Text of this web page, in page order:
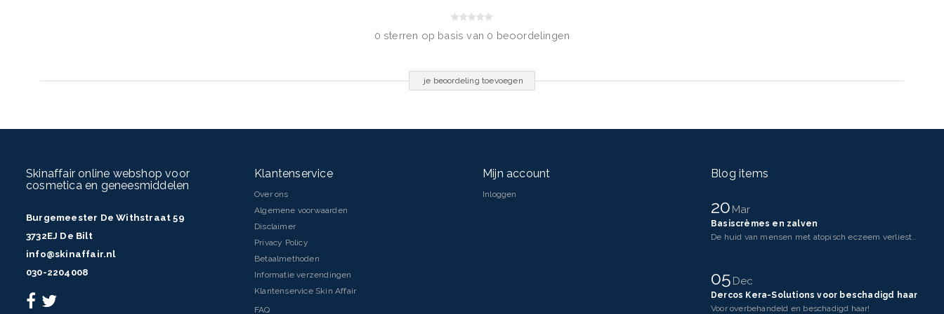
0 sterren op basis van 0 beoordelingen
je beoordeling toevoegen
Skinaffair online webshop voor
cosmetica en geneesmiddelen
Burgemeester De Withstraat 59
3732EJ De Bilt
info@skinaffair.nl
030-2204008
Klantenservice
Over ons
Algemene voorwaarden
Disclaimer
Privacy Policy
Betaalmethoden
Informatie verzendingen
Klantenservice Skin Affair
FAQ
Mijn account
Inloggen
Blog items
20Mar
Basiscrèmes en zalven
De huid van mensen met atopisch eczeem verliest makkelijker vocht dan een gezonde huid. Dit komt doo
05Dec
Dercos Kera-Solutions voor beschadigd haar
Voor overbehandeld en beschadigd haar!